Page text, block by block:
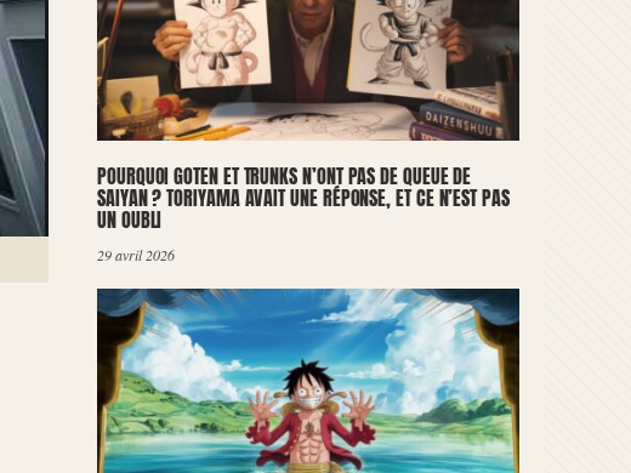
POURQUOI GOTEN ET TRUNKS N’ONT PAS DE QUEUE DE
SAIYAN ? TORIYAMA AVAIT UNE RÉPONSE, ET CE N’EST PAS
UN OUBLI
29 avril 2026